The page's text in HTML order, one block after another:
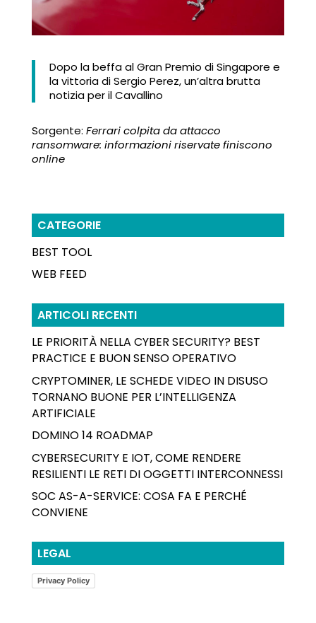
Dopo la beffa al Gran Premio di Singapore e
la vittoria di Sergio Perez, un’altra brutta
notizia per il Cavallino
Sorgente: Ferrari colpita da attacco
ransomware: informazioni riservate finiscono
online
CATEGORIE
BEST TOOL
WEB FEED
ARTICOLI RECENTI
LE PRIORITÀ NELLA CYBER SECURITY? BEST
PRACTICE E BUON SENSO OPERATIVO
CRYPTOMINER, LE SCHEDE VIDEO IN DISUSO
TORNANO BUONE PER L’INTELLIGENZA
ARTIFICIALE
DOMINO 14 ROADMAP
CYBERSECURITY E IOT, COME RENDERE
RESILIENTI LE RETI DI OGGETTI INTERCONNESSI
SOC AS-A-SERVICE: COSA FA E PERCHÉ
CONVIENE
LEGAL
Privacy Policy